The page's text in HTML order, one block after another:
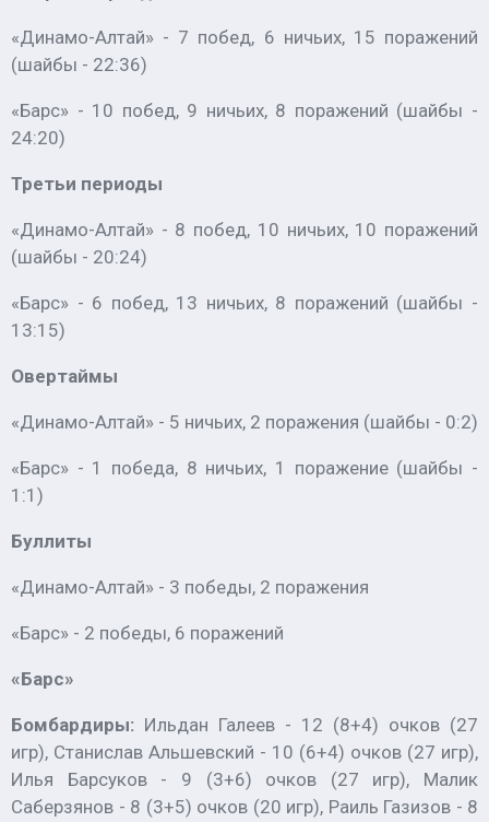
«Динамо-Алтай» - 7 побед, 6 ничьих, 15 поражений
(шайбы - 22:36)
«Барс» - 10 побед, 9 ничьих, 8 поражений (шайбы -
24:20)
Третьи периоды
«Динамо-Алтай» - 8 побед, 10 ничьих, 10 поражений
(шайбы - 20:24)
«Барс» - 6 побед, 13 ничьих, 8 поражений (шайбы -
13:15)
Овертаймы
«Динамо-Алтай» - 5 ничьих, 2 поражения (шайбы - 0:2)
«Барс» - 1 победа, 8 ничьих, 1 поражение (шайбы -
1:1)
Буллиты
«Динамо-Алтай» - 3 победы, 2 поражения
«Барс» - 2 победы, 6 поражений
«Барс»
Бомбардиры: Ильдан Галеев - 12 (8+4) очков (27
игр), Станислав Альшевский - 10 (6+4) очков (27 игр),
Илья Барсуков - 9 (3+6) очков (27 игр), Малик
Саберзянов - 8 (3+5) очков (20 игр), Раиль Газизов - 8